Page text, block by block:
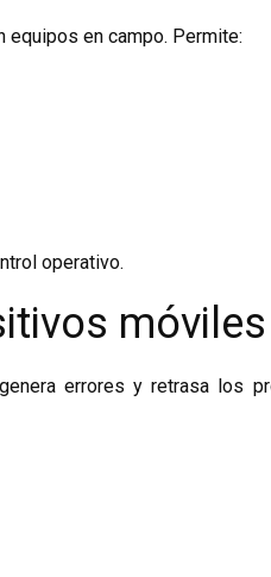
en campo. Permite:
operativo.
móviles
errores y retrasa los